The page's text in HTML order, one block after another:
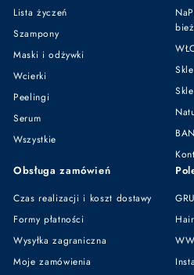
ł
Lista życzeń
Szampony
Maski i odżywki
Wcierki
Peelingi
Serum
Wszystkie
Obsługa zamówień
Czas realizacji i koszt dostawy
Formy płatności
Wysyłka zagraniczna
Moje zamówienia